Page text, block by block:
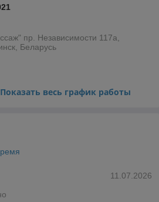
пр. Независимости 117а,
Беларусь
Показать весь график работы
11.07.2026